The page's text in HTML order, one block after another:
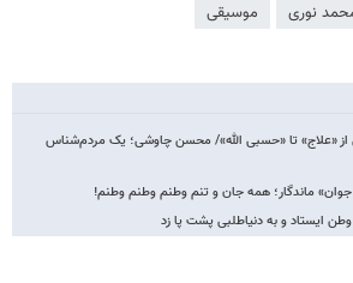
نوری موسیقی
«علاج» تا «حسبی الله»/ محسن چاوشی؛ یک مردم‌شناس
جوان» ماندگار؛ همه جان و تنم وطنم وطنم وطنم!
ایستاد و به دنیاطلبی پشت پا زد